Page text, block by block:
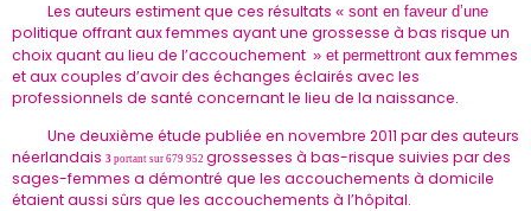
Les auteurs estiment que ces résultats « sont en faveur d’une
politique offrant aux femmes ayant une grossesse à bas risque un
choix quant au lieu de l’accouchement » et permettront aux femmes
et aux couples d’avoir des échanges éclairés avec les
professionnels de santé concernant le lieu de la naissance.
Une deuxième étude publiée en novembre 2011 par des auteurs
néerlandais 3 portant sur 679 952 grossesses à bas-risque suivies par des
sages-femmes a démontré que les accouchements à domicile
étaient aussi sûrs que les accouchements à l’hôpital.